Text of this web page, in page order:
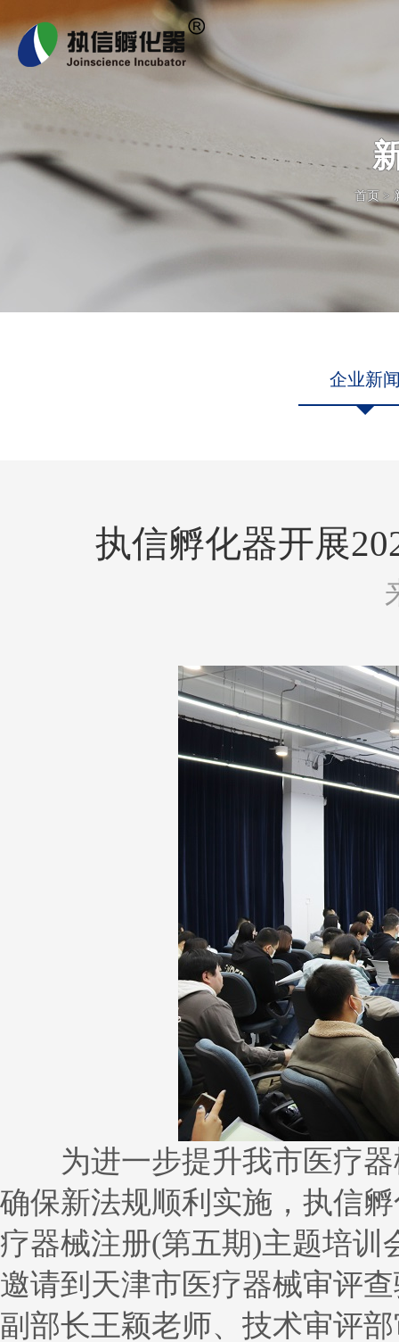
首页 >
企业新
执信孵化器开展
为进一步提升我市医疗器
确保新法规顺利实施，执信
疗器械注册(第五期)主题培训
邀请到天津市医疗器械审评
副部长王颖老师、技术审评